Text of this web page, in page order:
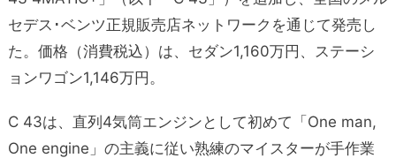
セデス･ベンツ正規販売店ネットワークを通じて発売し
た。価格（消費税込）は、セダン1,160万円、ステーシ
ョンワゴン1,146万円。
C 43は、直列4気筒エンジンとして初めて「One man,
One engine」の主義に従い熟練のマイスターが手作業